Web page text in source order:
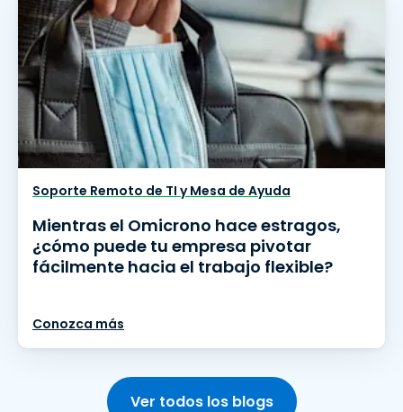
Soporte Remoto de TI y Mesa de Ayuda
Mientras el Omicrono hace estragos,
¿cómo puede tu empresa pivotar
fácilmente hacia el trabajo flexible?
Conozca más
Ver todos los blogs